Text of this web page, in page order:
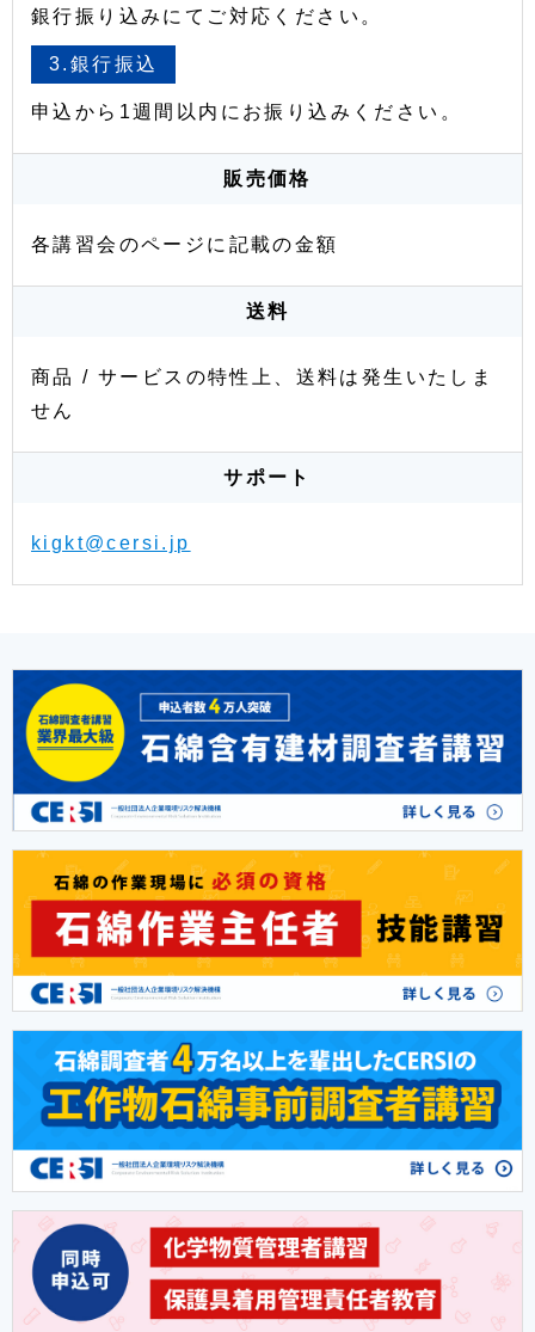
銀行振り込みにてご対応ください。
3.銀行振込
申込から1週間以内にお振り込みください。
販売価格
各講習会のページに記載の金額
送料
商品 / サービスの特性上、送料は発生いたしま
せん
サポート
kigkt@cersi.jp